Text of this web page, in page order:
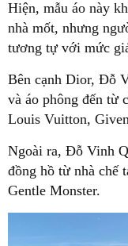
Hiện, mẫu áo này
nhà mốt, nhưng
tương tự với mức
Bên cạnh Dior, Đỗ
và áo phông đến từ
Louis Vuitton,
Ngoài ra, Đỗ Vinh
đồng hồ từ nhà chế
Gentle Monster.